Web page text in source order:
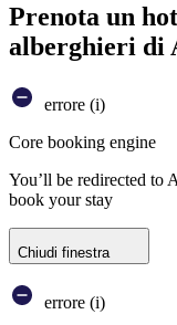
Prenota un
alberghieri di
errore (i)
Core booking engine
You’ll be redirected to
book your stay
Chiudi finestra
errore (i)